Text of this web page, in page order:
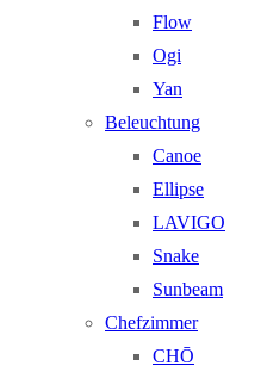
Flow
Ogi
Yan
Beleuchtung
Canoe
Ellipse
LAVIGO
Snake
Sunbeam
Chefzimmer
CHŌ